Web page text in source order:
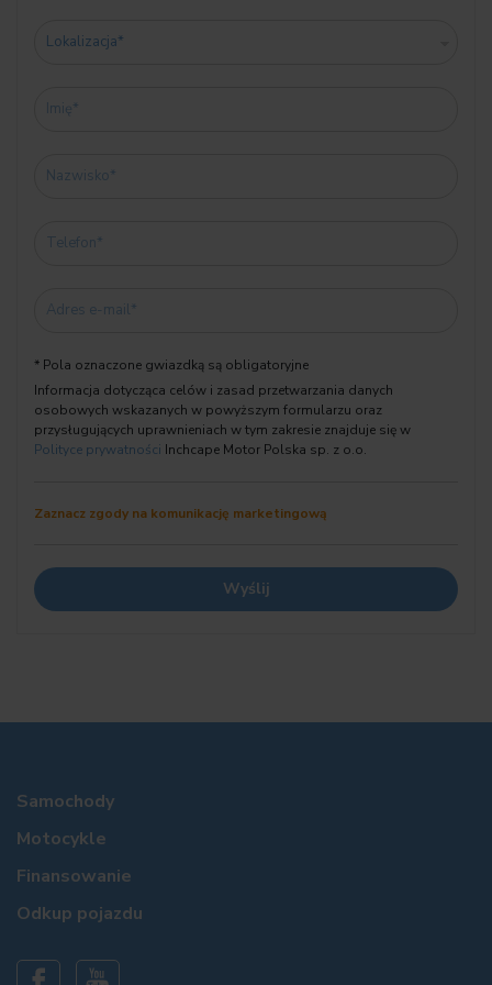
ważne skąd wyjeżdżasz”, a wyjeżdżając z Salonu Inchcape Motor
wyselekcjonowanego samochodu, który będzie dawał radość z
CZTERY KORZYŚCI ZE WSPÓŁPRACY Z INCHCAPE MOTOR.
- Certyfikat Inchcape, którym opatrzony jest każdy samochód
- Oferujemy korzystne warunki finansowania i ubezpieczeń.
tytuł Dealera Aftersales Roku 2017, którym został wyróżniony
Salon Inchcape Motor we Wrocławiu.
----------------
27 lipca 2002 r. o szczególnych warunkach sprzedaży
Powyższa oferta ma charakter informacyjny i nie stanowi oferty
handlowej w rozumieniu art. 66 §1 KC
* Pola oznaczone gwiazdką są obligatoryjne
Informacja dotycząca celów i zasad przetwarzania danych
osobowych wskazanych w powyższym formularzu oraz
przysługujących uprawnieniach w tym zakresie znajduje się w
Polityce prywatności Inchcape Motor Polska sp. z o.o.
Zaznacz zgody na komunikację marketingową
Samochody
Motocykle
Finansowanie
Odkup pojazdu